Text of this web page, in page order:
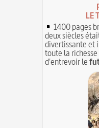
LE
1400 pages
deux siècles
divertissante et
toute la richesse
d'entrevoir le